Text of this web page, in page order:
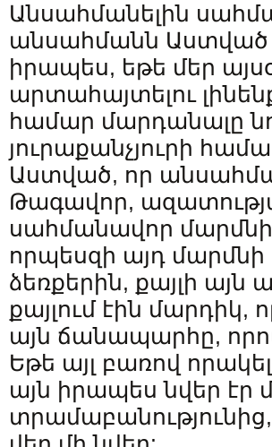
Անսահմանելին
անսահմանն Աստված
իրապես, եթե մեր
արտահայտելու
համար մարդանալը
յուրաքանչյուրի
Աստված, որ
Թագավոր,
սահմանավոր
որպեսզի այդ
ձեռքերին, քայլի
քայլում էին
այն ճանապարհը,
Եթե այլ բառով
այն իրապես նվեր էր